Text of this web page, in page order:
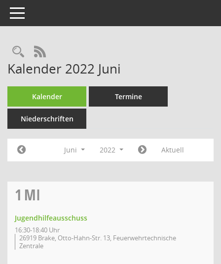
Toggle navigation
Rechercheauswahl
RSS-Feed
Kalender 2022 Juni
Kalender Termine
Niederschriften
Juni 2022 Aktuell
1 MI
Jugendhilfeausschuss
16:30-18:40 Uhr
26919 Brake, Otto-Hahn-Str. 13, Feuerwehrtechnische
Zentrale